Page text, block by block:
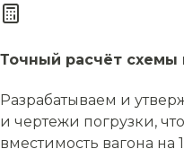
Точный расчёт схемы
Разрабатываем и
и чертежи погрузки,
вместимость вагона на